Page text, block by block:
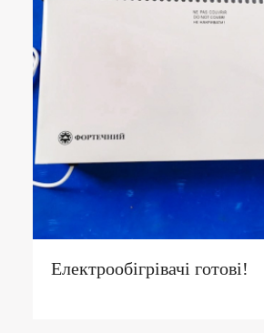
Електрообігрівачі готові!